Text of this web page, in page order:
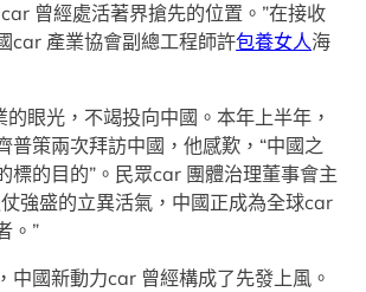
曾經處活著界搶先的位置。”在接收
car 產業協會副總工程師許包養女人海
光，不竭投向中國。本年上半年，
普策兩次拜訪中國，他感歎，“中國之
標的目的”。民眾car 團體治理董事會主
強盛的立異活氣，中國正成為全球car
。”
國新動力car 曾經構成了先發上風。